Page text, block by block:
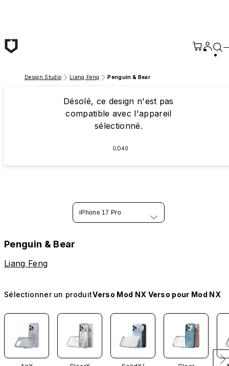
Design Studio Liang Feng Penguin & Bear
Désolé, ce design n'est pas
compatible avec l'appareil
sélectionné.
GD40
iPhone 17 Pro
Penguin & Bear
Liang Feng
Sélectionner un produitVerso Mod NX Verso pour Mod NX